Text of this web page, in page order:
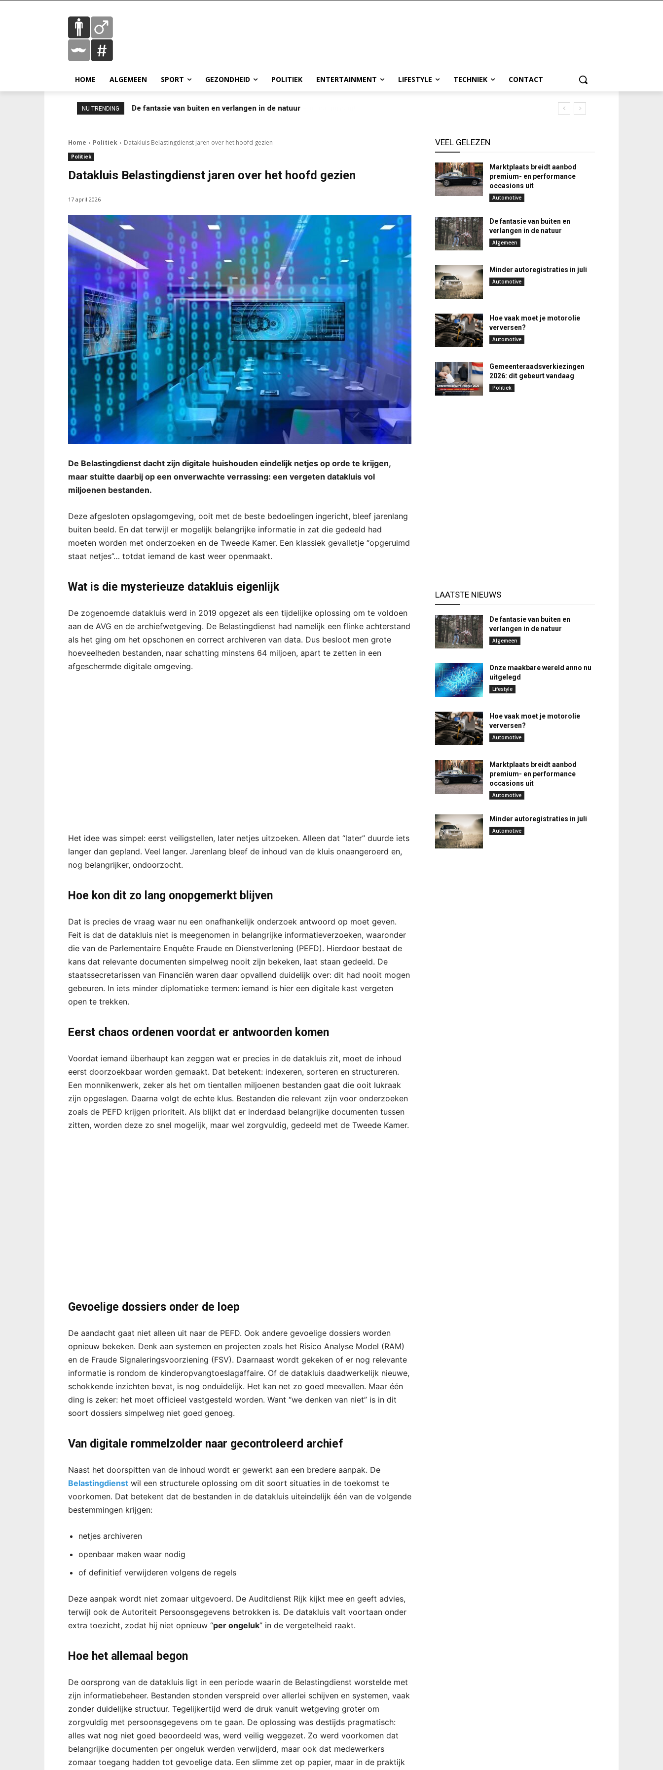
HOME ALGEMEEN SPORT GEZONDHEID POLITIEK ENTERTAINMENT LIFESTYLE TECHNIEK CONTACT
NU TRENDING De fantasie van buiten en verlangen in de natuur
Home Politiek Datakluis Belastingdienst jaren over het hoofd gezien
Politiek
Datakluis Belastingdienst jaren over het hoofd gezien
17 april 2026
De Belastingdienst dacht zijn digitale huishouden eindelijk netjes op orde te krijgen,
maar stuitte daarbij op een onverwachte verrassing: een vergeten datakluis vol
miljoenen bestanden.
Deze afgesloten opslagomgeving, ooit met de beste bedoelingen ingericht, bleef jarenlang
buiten beeld. En dat terwijl er mogelijk belangrijke informatie in zat die gedeeld had
moeten worden met onderzoeken en de Tweede Kamer. Een klassiek gevalletje “opgeruimd
staat netjes”… totdat iemand de kast weer openmaakt.
Wat is die mysterieuze datakluis eigenlijk
De zogenoemde datakluis werd in 2019 opgezet als een tijdelijke oplossing om te voldoen
aan de AVG en de archiefwetgeving. De Belastingdienst had namelijk een flinke achterstand
als het ging om het opschonen en correct archiveren van data. Dus besloot men grote
hoeveelheden bestanden, naar schatting minstens 64 miljoen, apart te zetten in een
afgeschermde digitale omgeving.
Het idee was simpel: eerst veiligstellen, later netjes uitzoeken. Alleen dat “later” duurde iets
langer dan gepland. Veel langer. Jarenlang bleef de inhoud van de kluis onaangeroerd en,
nog belangrijker, ondoorzocht.
Hoe kon dit zo lang onopgemerkt blijven
Dat is precies de vraag waar nu een onafhankelijk onderzoek antwoord op moet geven.
Feit is dat de datakluis niet is meegenomen in belangrijke informatieverzoeken, waaronder
die van de Parlementaire Enquête Fraude en Dienstverlening (PEFD). Hierdoor bestaat de
kans dat relevante documenten simpelweg nooit zijn bekeken, laat staan gedeeld. De
staatssecretarissen van Financiën waren daar opvallend duidelijk over: dit had nooit mogen
gebeuren. In iets minder diplomatieke termen: iemand is hier een digitale kast vergeten
open te trekken.
Eerst chaos ordenen voordat er antwoorden komen
Voordat iemand überhaupt kan zeggen wat er precies in de datakluis zit, moet de inhoud
eerst doorzoekbaar worden gemaakt. Dat betekent: indexeren, sorteren en structureren.
Een monnikenwerk, zeker als het om tientallen miljoenen bestanden gaat die ooit lukraak
zijn opgeslagen. Daarna volgt de echte klus. Bestanden die relevant zijn voor onderzoeken
zoals de PEFD krijgen prioriteit. Als blijkt dat er inderdaad belangrijke documenten tussen
zitten, worden deze zo snel mogelijk, maar wel zorgvuldig, gedeeld met de Tweede Kamer.
Gevoelige dossiers onder de loep
De aandacht gaat niet alleen uit naar de PEFD. Ook andere gevoelige dossiers worden
opnieuw bekeken. Denk aan systemen en projecten zoals het Risico Analyse Model (RAM)
en de Fraude Signaleringsvoorziening (FSV). Daarnaast wordt gekeken of er nog relevante
informatie is rondom de kinderopvangtoeslagaffaire. Of de datakluis daadwerkelijk nieuwe,
schokkende inzichten bevat, is nog onduidelijk. Het kan net zo goed meevallen. Maar één
ding is zeker: het moet officieel vastgesteld worden. Want “we denken van niet” is in dit
soort dossiers simpelweg niet goed genoeg.
Van digitale rommelzolder naar gecontroleerd archief
Naast het doorspitten van de inhoud wordt er gewerkt aan een bredere aanpak. De
Belastingdienst wil een structurele oplossing om dit soort situaties in de toekomst te
voorkomen. Dat betekent dat de bestanden in de datakluis uiteindelijk één van de volgende
bestemmingen krijgen:
netjes archiveren
openbaar maken waar nodig
of definitief verwijderen volgens de regels
Deze aanpak wordt niet zomaar uitgevoerd. De Auditdienst Rijk kijkt mee en geeft advies,
terwijl ook de Autoriteit Persoonsgegevens betrokken is. De datakluis valt voortaan onder
extra toezicht, zodat hij niet opnieuw “per ongeluk” in de vergetelheid raakt.
Hoe het allemaal begon
De oorsprong van de datakluis ligt in een periode waarin de Belastingdienst worstelde met
zijn informatiebeheer. Bestanden stonden verspreid over allerlei schijven en systemen, vaak
zonder duidelijke structuur. Tegelijkertijd werd de druk vanuit wetgeving groter om
zorgvuldig met persoonsgegevens om te gaan. De oplossing was destijds pragmatisch:
alles wat nog niet goed beoordeeld was, werd veilig weggezet. Zo werd voorkomen dat
belangrijke documenten per ongeluk werden verwijderd, maar ook dat medewerkers
zomaar toegang hadden tot gevoelige data. Een slimme zet op papier, maar in de praktijk
VEEL GELEZEN
Marktplaats breidt aanbod
premium- en performance
occasions uit
Automotive
De fantasie van buiten en
verlangen in de natuur
Algemeen
Minder autoregistraties in juli
Automotive
Hoe vaak moet je motorolie
verversen?
Automotive
Gemeenteraadsverkiezingen
2026: dit gebeurt vandaag
Politiek
LAATSTE NIEUWS
De fantasie van buiten en
verlangen in de natuur
Algemeen
Onze maakbare wereld anno nu
uitgelegd
Lifestyle
Hoe vaak moet je motorolie
verversen?
Automotive
Marktplaats breidt aanbod
premium- en performance
occasions uit
Automotive
Minder autoregistraties in juli
Automotive